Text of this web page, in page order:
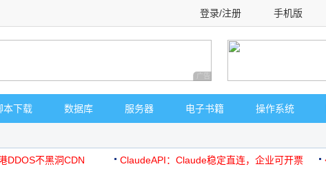
登录/注册 手机版
广告 商业广告，理性选择
本下载 数据库 服务器 电子书籍 操作系统
DDOS不黑洞CDN ClaudeAPI：Claude稳定直连，企业可开票